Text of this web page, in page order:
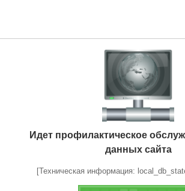
Идет профилактическое
данных сайта
[Техническая информация: